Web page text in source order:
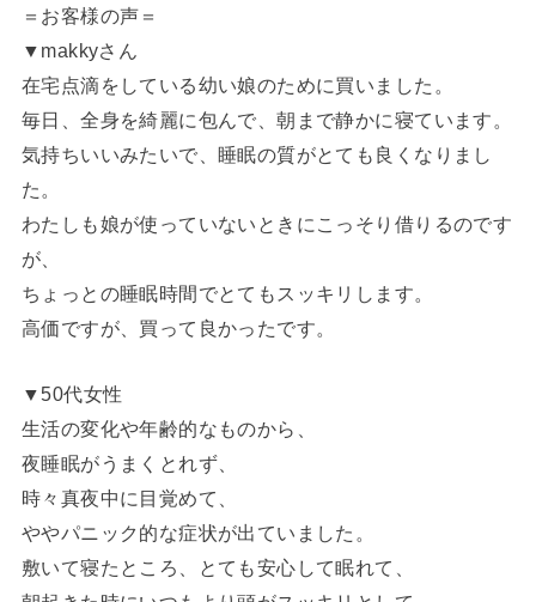
＝お客様の声＝
▼makkyさん
在宅点滴をしている幼い娘のために買いました。
毎日、全身を綺麗に包んで、朝まで静かに寝ています。
気持ちいいみたいで、睡眠の質がとても良くなりまし
た。
わたしも娘が使っていないときにこっそり借りるのです
が、
ちょっとの睡眠時間でとてもスッキリします。
高価ですが、買って良かったです。
▼50代女性
生活の変化や年齢的なものから、
夜睡眠がうまくとれず、
時々真夜中に目覚めて、
ややパニック的な症状が出ていました。
敷いて寝たところ、とても安心して眠れて、